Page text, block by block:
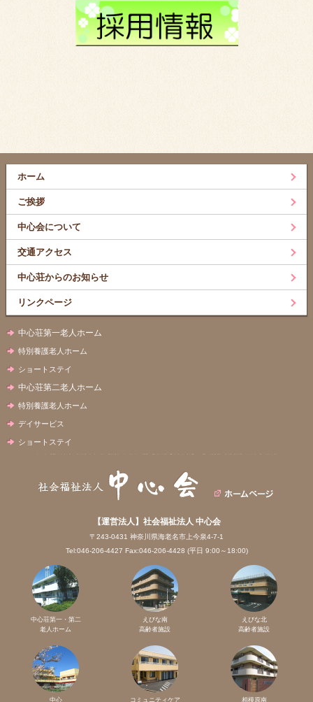
ホーム
ご挨拶
中心会について
交通アクセス
中心荘からのお知らせ
リンクページ
中心荘第一老人ホーム
特別養護老人ホーム
ショートステイ
中心荘第二老人ホーム
特別養護老人ホーム
デイサービス
ショートステイ
【運営法人】社会福祉法人 中心会
〒243-0431 神奈川県海老名市上今泉4-7-1
Tel:046-206-4427 Fax:046-206-4428 (平日 9:00～18:00)
中心荘第一・第二
老人ホーム
えびな南
高齢者施設
えびな北
高齢者施設
中心 コミュニティケア 相模原南